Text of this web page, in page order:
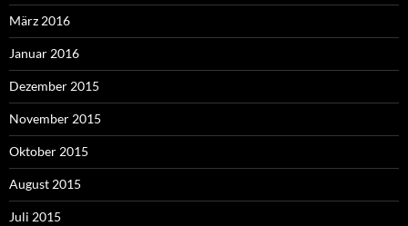
März 2016
Januar 2016
Dezember 2015
November 2015
Oktober 2015
August 2015
Juli 2015